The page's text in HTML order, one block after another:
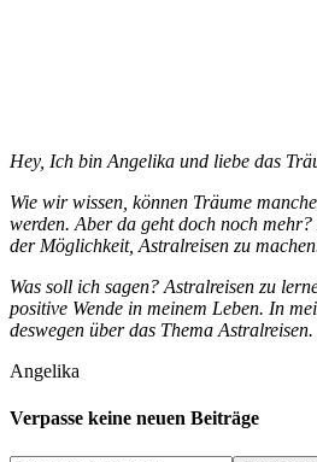
Hey, Ich bin Angelika und liebe das
Wie wir wissen, können Träume
werden. Aber da geht doch noch
der Möglichkeit, Astralreisen zu
Was soll ich sagen? Astralreisen zu
positive Wende in meinem Leben. In
deswegen über das Thema Astralreisen.
Angelika
Verpasse keine neuen Beiträge